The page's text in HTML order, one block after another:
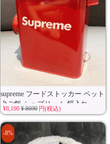
supreme フードストッカー ペット
犬ご飯 シュプリーム 餌入れ...
¥8,190¥ 8690円(税込)
-8%